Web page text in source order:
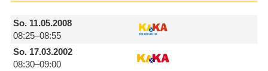
So.11.05.2008
08:25–08:55
So.17.03.2002
08:30–09:00